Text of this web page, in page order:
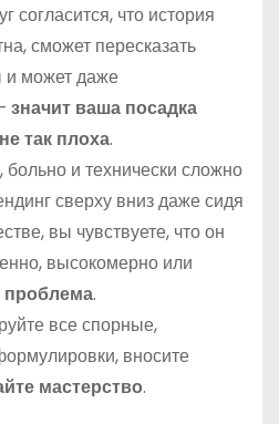
согласится, что история
сможет пересказать
и может даже
значит ваша посадка
так плоха.
и технически сложно
сверху вниз даже сидя
вы чувствуете, что он
высокомерно или
проблема.
все спорные,
вносите
мастерство.